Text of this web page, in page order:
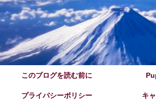
このブログを読む前に
プライバシーポリシー キ